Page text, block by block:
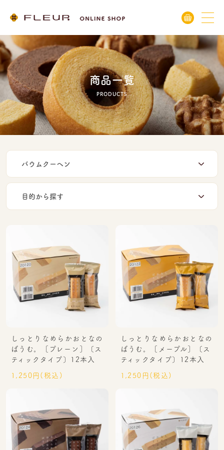
商品一覧
PRODUCTS
しっとりなめらかおとなの
ばうむ。［プレーン］〔ス
ティックタイプ〕12本入
1,250円(税込)
しっとりなめらかおとなの
ばうむ。［メープル］〔ス
ティックタイプ〕12本入
1,250円(税込)